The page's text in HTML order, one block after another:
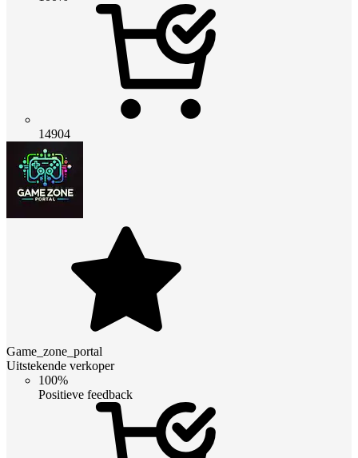
14904
Game_zone_portal
Uitstekende verkoper
100%
Positieve feedback